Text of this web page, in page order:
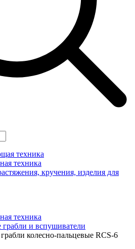
техника
техника
кручения, изделия для
техника
и вспушиватели
колесно-пальцевые RCS-6